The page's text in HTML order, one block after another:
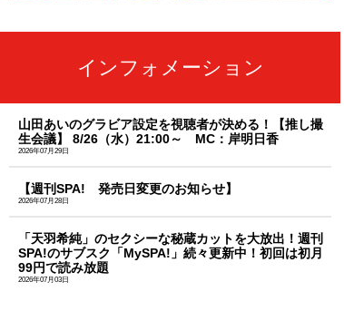
インフォメーション
山田あいのグラビア設定を視聴者が決める！【推し撮
生会議】 8/26（水）21:00～ MC：岸明日香
2026年07月29日
【週刊SPA! 発売日変更のお知らせ】
2026年07月28日
「天羽希純」のセクシーな秘蔵カットを大放出！週刊
SPA!のサブスク「MySPA!」続々更新中！初回は初月
99円で読み放題
2026年07月03日